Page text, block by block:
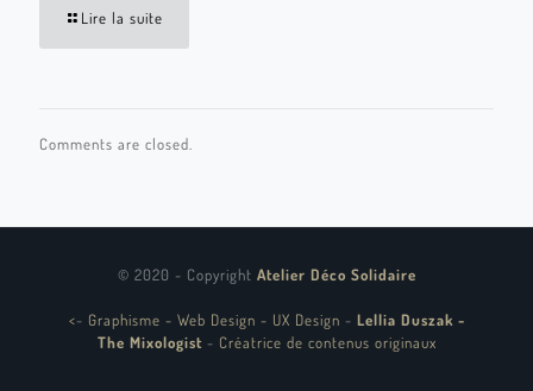
Lire la suite
Comments are closed.
© 2020 - Copyright Atelier Déco Solidaire
<- Graphisme - Web Design - UX Design - Lellia Duszak -
The Mixologist - Créatrice de contenus originaux